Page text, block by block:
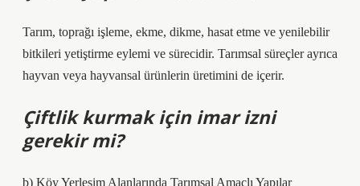
Tarım, toprağı işleme, ekme, dikme, hasat etme ve yenilebilir
bitkileri yetiştirme eylemi ve sürecidir. Tarımsal süreçler ayrıca
hayvan veya hayvansal ürünlerin üretimini de içerir.
Çiftlik kurmak için imar izni
gerekir mi?
b) Köy Yerleşim Alanlarında Tarımsal Amaçlı Yapılar